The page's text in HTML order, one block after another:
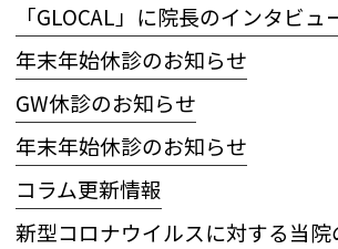
年末年始休診のお知らせ
GW休診のお知らせ
年末年始休診のお知らせ
コラム更新情報